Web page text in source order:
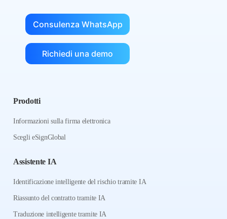
Consulenza WhatsApp
Richiedi una demo
Prodotti
Informazioni sulla firma elettronica
Scegli eSignGlobal
Assistente IA
Identificazione intelligente del rischio tramite IA
Riassunto del contratto tramite IA
Traduzione intelligente tramite IA